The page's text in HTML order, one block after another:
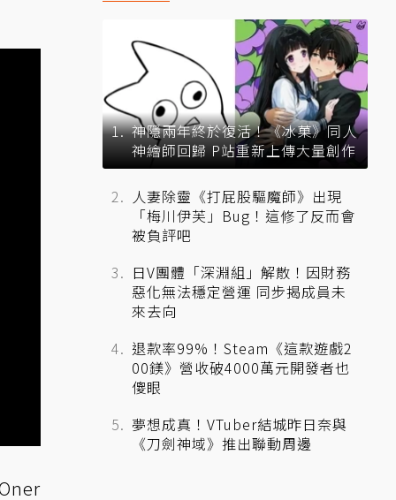
神隱兩年終於復活！《冰菓》同人
神繪師回歸 P站重新上傳大量創作
人妻除靈《打屁股驅魔師》出現
「梅川伊芙」Bug！這修了反而會
被負評吧
日V團體「深淵組」解散！因財務
惡化無法穩定營運 同步揭成員未
來去向
退款率99%！Steam《這款遊戲2
00鎂》營收破4000萬元開發者也
傻眼
夢想成真！VTuber結城昨日奈與
《刀劍神域》推出聯動周邊